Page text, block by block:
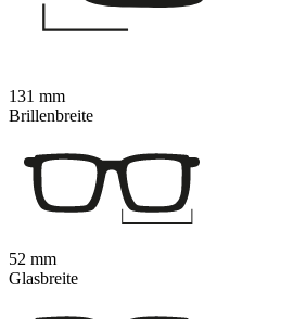
131 mm
Brillenbreite
52 mm
Glasbreite